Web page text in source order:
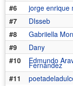
#6
jorge enrique
#7
DIsseb
#8
Gabriiella
#9
Dany
#10
Edmundo
Fernández
#11